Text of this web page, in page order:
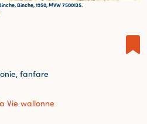
Binche, 1950, MVW 7500135.
fanfare
Vie wallonne